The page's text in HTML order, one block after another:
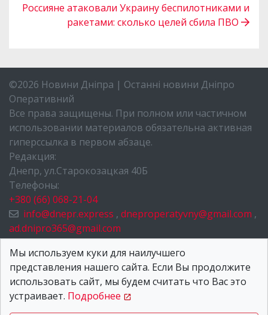
Россияне атаковали Украину беспилотниками и
ракетами: сколько целей сбила ПВО
©2026 Новини Дніпра | Останні новини Дніпро
Оперативний
Все права защищены. При полном или частичном
использовании материалов обязательна активная
гиперссылка в первом абзаце.
Редакция:
Днепр, ул.Старокозацкая 40Б
Телефоны:
+380 (66) 068-21-04
info@dnepr.express , dneproperatyvny@gmail.com ,
ad.dnipro365@gmail.com
НОВОСТИ ДНЕПРА
О НАС
КОНТАКТЫ
Мы используем куки для наилучшего
представления нашего сайта. Если Вы продолжите
использовать сайт, мы будем считать что Вас это
устраивает. Подробнее